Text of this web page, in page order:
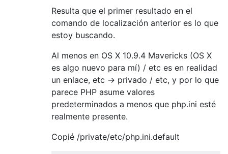
Resulta que el primer resultado en el
comando de localización anterior es lo que
estoy buscando.
Al menos en OS X 10.9.4 Mavericks (OS X
es algo nuevo para mí) / etc es en realidad
un enlace, etc -> privado / etc, y por lo que
parece PHP asume valores
predeterminados a menos que php.ini esté
realmente presente.
Copié /private/etc/php.ini.default